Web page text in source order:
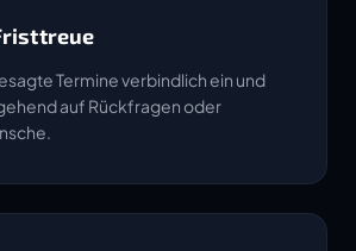
Termine verbindlich ein und
auf Rückfragen oder